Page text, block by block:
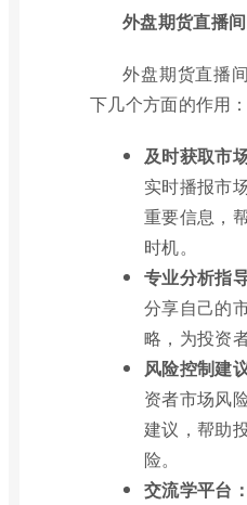
外盘期货直播
外盘期货直播
下几个方面的作用：
及时获取市
实时播报市
重要信息，
时机。
专业分析指
分享自己的
略，为投资
风险控制建
资者市场风
建议，帮助
险。
交流学平台：